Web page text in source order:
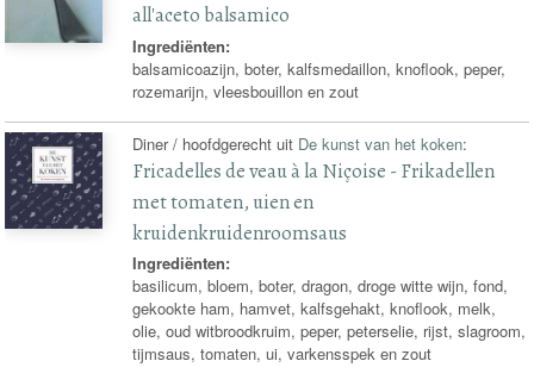
all'aceto balsamico
Ingrediënten:
balsamicoazijn, boter, kalfsmedaillon, knoflook, peper,
rozemarijn, vleesbouillon en zout
Diner / hoofdgerecht uit De kunst van het koken:
Fricadelles de veau à la Niçoise - Frikadellen
met tomaten, uien en
kruidenkruidenroomsaus
Ingrediënten:
basilicum, bloem, boter, dragon, droge witte wijn, fond,
gekookte ham, hamvet, kalfsgehakt, knoflook, melk,
olie, oud witbroodkruim, peper, peterselie, rijst, slagroom,
tijmsaus, tomaten, ui, varkensspek en zout